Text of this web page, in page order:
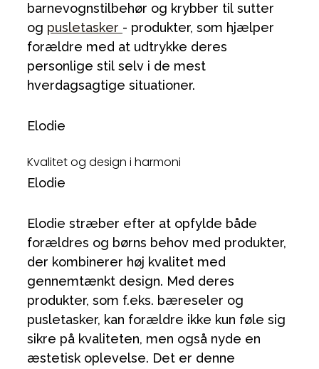
barnevognstilbehør og krybber til sutter
og pusletasker - produkter, som hjælper
forældre med at udtrykke deres
personlige stil selv i de mest
hverdagsagtige situationer.
Elodie
Kvalitet og design i harmoni
Elodie
Elodie stræber efter at opfylde både
forældres og børns behov med produkter,
der kombinerer høj kvalitet med
gennemtænkt design. Med deres
produkter, som f.eks. bæreseler og
pusletasker, kan forældre ikke kun føle sig
sikre på kvaliteten, men også nyde en
æstetisk oplevelse. Det er denne